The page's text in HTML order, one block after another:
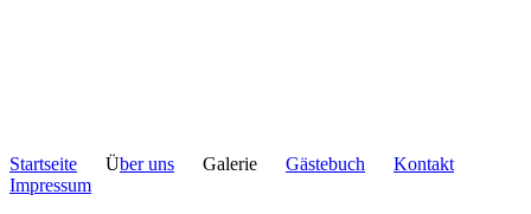
Startseite Über uns Galerie Gästebuch
Kontakt
Impressum